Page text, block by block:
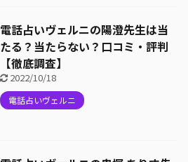
電話占いヴェルニの陽澄先生は当
たる？当たらない？口コミ・評判
【徹底調査】
2022/10/18
電話占いヴェルニ